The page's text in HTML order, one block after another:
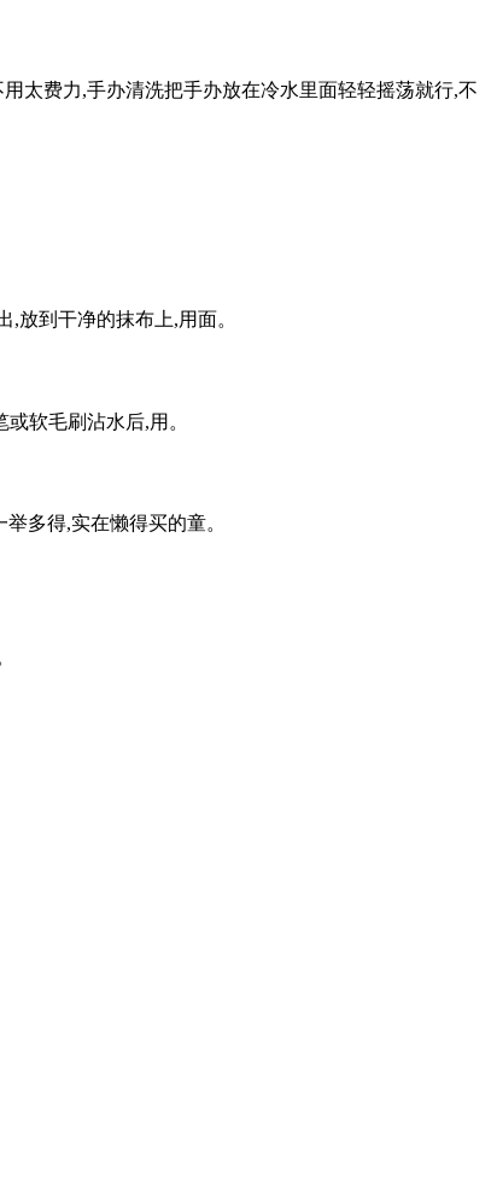
太费力,手办清洗把手办放在冷水里面轻轻摇荡就行,不
放到干净的抹布上,用面。
软毛刷沾水后,用。
多得,实在懒得买的童。